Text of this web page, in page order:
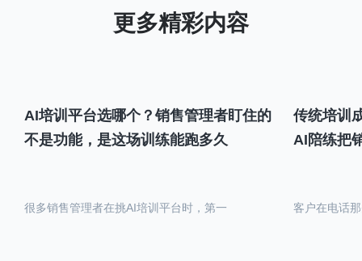
AI培训平台选哪个？销售管理者盯住的
不是功能，是这场训练能跑多久
很多销售管理者在挑AI培训平台时，第一
传统培训
AI陪练把
客户在电话